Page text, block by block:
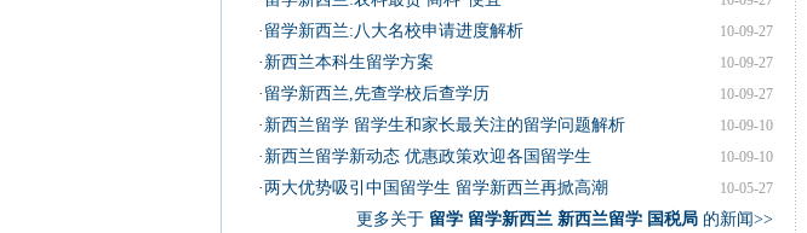
10-09-27
· 留学新西兰:八大名校申请进度解析
10-09-27
· 新西兰本科生留学方案
10-09-27
· 留学新西兰,先查学校后查学历
10-09-10
· 新西兰留学 留学生和家长最关注的留学问题解析
10-09-10
· 新西兰留学新动态 优惠政策欢迎各国留学生
10-05-27
· 两大优势吸引中国留学生 留学新西兰再掀高潮
更多关于 留学 留学新西兰 新西兰留学 国税局的新闻>>